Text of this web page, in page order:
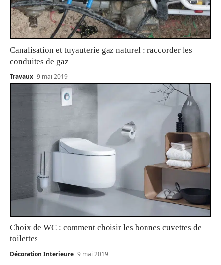
Canalisation et tuyauterie gaz naturel : raccorder les
conduites de gaz
Travaux 9 mai 2019
Choix de WC : comment choisir les bonnes cuvettes de
toilettes
Décoration Interieure 9 mai 2019